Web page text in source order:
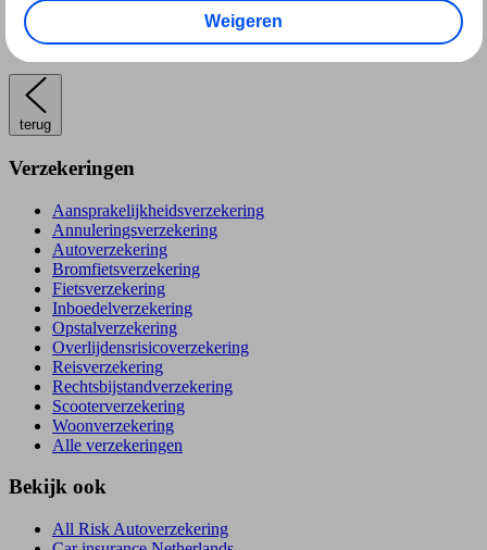
terug
Verzekeringen
Aansprakelijkheidsverzekering
Annuleringsverzekering
Autoverzekering
Bromfietsverzekering
Fietsverzekering
Inboedelverzekering
Opstalverzekering
Overlijdensrisicoverzekering
Reisverzekering
Rechtsbijstandverzekering
Scooterverzekering
Woonverzekering
Alle verzekeringen
Bekijk ook
All Risk Autoverzekering
Weigeren